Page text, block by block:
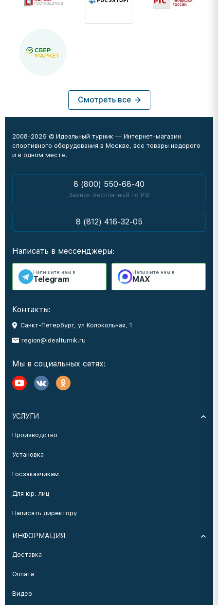
Смотреть все
2008-2026 © Идеальный турник — Интернет-магазин
спортивного оборудования в Москве, все товары недорого
и в одном месте.
8 (800) 550-68-40
Звонок бесплатный по РФ
8 (812) 416-32-05
Написать в мессенджеры:
Напишите нам в
Telegram
Напишите нам в
MAX
Контакты:
Санкт-Петербург, ул Колокольная, 1
region@idealturnik.ru
Мы в социальных сетях:
УСЛУГИ
Производство
Установка
Госзаказчикам
Для юр. лиц
Написать директору
ИНФОРМАЦИЯ
Доставка
Оплата
Видео